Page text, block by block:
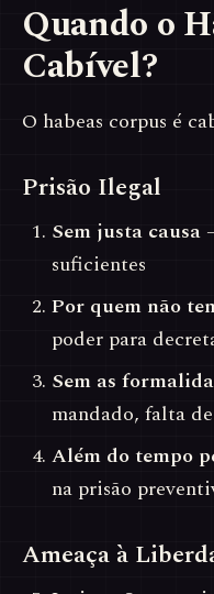
Quando o
Cabível?
O habeas corpus é
Prisão Ilegal
Sem justa causa
suficientes
Por quem não
poder para
Sem as
mandado, falta
Além do tempo
na prisão
Ameaça à